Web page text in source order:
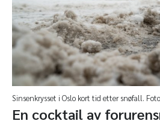
Sinsenkrysset i Oslo kort tid etter snøfall.
En cocktail av